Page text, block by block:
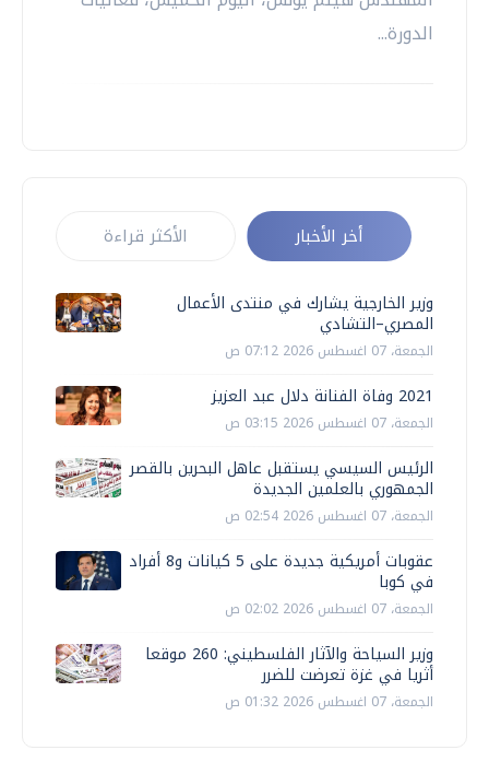
الدورة...
أخر الأخبار الأكثر قراءة
وزير الخارجية يشارك في منتدى الأعمال
المصري–التشادي
الجمعة، 07 اغسطس 2026 07:12 ص
2021 وفاة الفنانة دلال عبد العزيز
الجمعة، 07 اغسطس 2026 03:15 ص
الرئيس السيسي يستقبل عاهل البحرين بالقصر
الجمهوري بالعلمين الجديدة
الجمعة، 07 اغسطس 2026 02:54 ص
عقوبات أمريكية جديدة على 5 كيانات و8 أفراد
في كوبا
الجمعة، 07 اغسطس 2026 02:02 ص
وزير السياحة والآثار الفلسطيني: 260 موقعا
أثريا في غزة تعرضت للضرر
الجمعة، 07 اغسطس 2026 01:32 ص